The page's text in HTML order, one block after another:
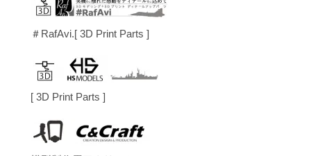
＃RafAvi.[ 3D Print Parts ]
[ 3D Print Parts ]